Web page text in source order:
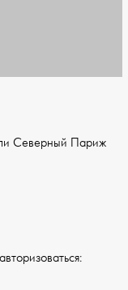
Северный Париж